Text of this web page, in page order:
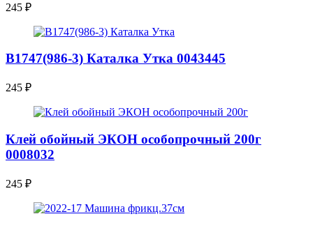
245 ₽
В1747(986-3) Каталка Утка 0043445
245 ₽
Клей обойный ЭКОН особопрочный 200г
0008032
245 ₽